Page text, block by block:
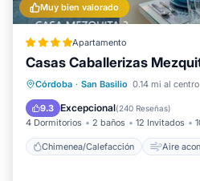
Muy bien valorado
Apartamento
Casas Caballerizas
Córdoba · San Basilio 0.14 mi al centro
9.3 Excepcional(240 Reseñas)
4 Dormitorios 2 baños 12 Invitados
Chimenea/Calefacción Aire
Chimenea/Calefacción
Aire acondicionado
Apto para niños